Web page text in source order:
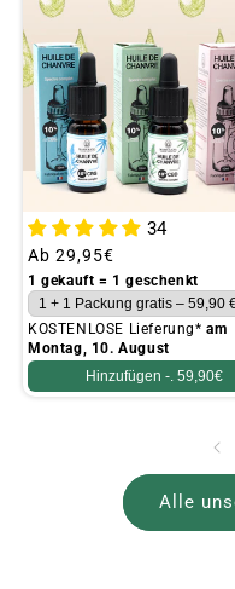
34
Üblicher
Preis
Ab 29,95€
1 gekauft = 1 geschenkt
KOSTENLOSE Lieferung*am
Montag, 10. August
Hinzufügen -.59,90€
Alle